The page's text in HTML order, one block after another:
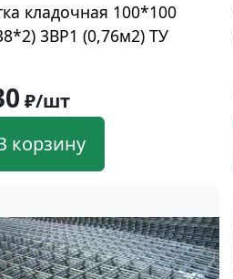
кладочная 100*100
3ВР1 (0,76м2) ТУ
₽/шт
корзину